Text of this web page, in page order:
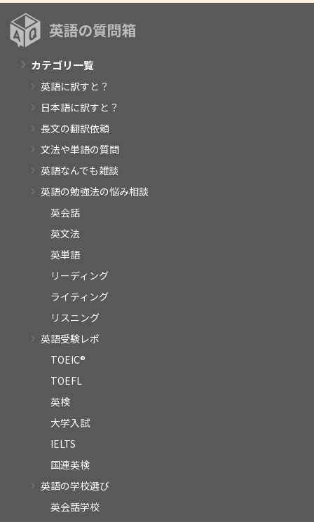
カテゴリ一覧
英語に訳すと？
日本語に訳すと？
長文の翻訳依頼
文法や単語の質問
英語なんでも雑談
英語の勉強法の悩み相談
英会話
英文法
英単語
リーディング
ライティング
リスニング
英語受験レポ
TOEIC®
TOEFL
英検
大学入試
IELTS
国連英検
英語の学校選び
英会話学校